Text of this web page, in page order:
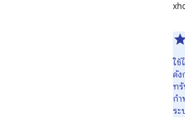
ใช้
ดัง
ทรั
ก
ระ